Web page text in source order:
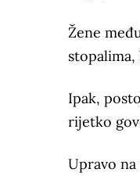
Žene
Ipak,
rijetko
Upravo